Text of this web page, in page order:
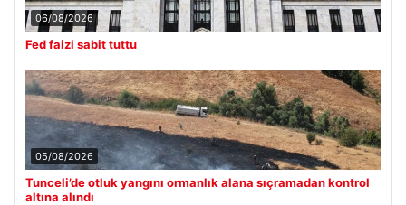
06/08/2026
Fed faizi sabit tuttu
05/08/2026
Tunceli’de otluk yangını ormanlık alana sıçramadan kontrol
altına alındı